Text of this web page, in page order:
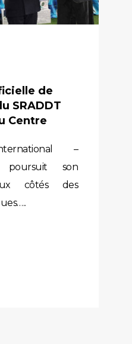
de
SRADDT
Centre
–
poursuit son
côtés des